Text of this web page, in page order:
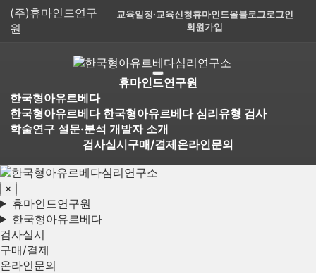
(주)휴마인드연구
원
교육일정·교육신청휴마인드몰블로그로그인
회원가입
휴마인드연구원
한국형아유르베다
한국형아유르베다 한국형아유르베다 심리유형 검사
학술연구 설문·분석 개발자 소개
검사실시구매/결제온라인문의
×
휴마인드연구원
한국형아유르베다
검사실시
구매/결제
온라인문의